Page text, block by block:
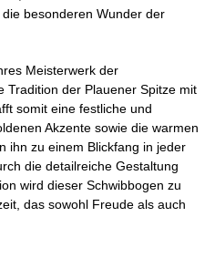
besonderen Wunder der
Meisterwerk der
Tradition der Plauener Spitze mit
somit eine festliche und
Akzente sowie die warmen
ihn zu einem Blickfang in jeder
die detailreiche Gestaltung
wird dieser Schwibbogen zu
das sowohl Freude als auch